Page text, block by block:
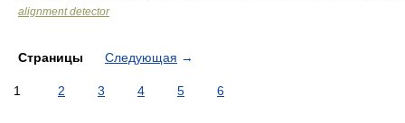
alignment detector
Страницы Следующая →
1 2 3 4 5 6